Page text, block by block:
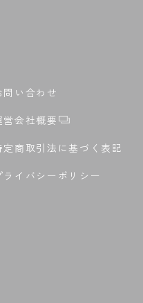
問い合わせ
営会社概要
定商取引法に基づく表記
ライバシーポリシー